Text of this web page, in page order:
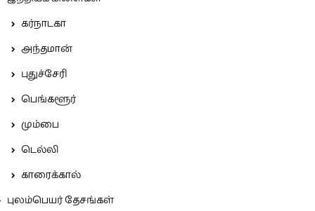
கர்நாடகா
அந்தமான்
புதுச்சேரி
பெங்களூர்
மும்பை
டெல்லி
காரைக்கால்
புலம்பெயர் தேசங்கள்